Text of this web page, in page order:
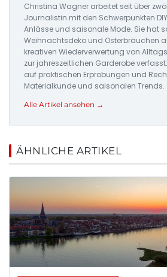
Christina Wagner arbeitet seit über
Journalistin mit den Schwerpunkten
Anlässe und saisonale Mode. Sie hat
Weihnachtsdeko und Osterbräuchen
kreativen Wiederverwertung von
zur jahreszeitlichen Garderobe
auf praktischen Erprobungen und
Materialkunde und saisonalen Trends.
Alle Artikel ansehen →
ÄHNLICHE ARTIKEL